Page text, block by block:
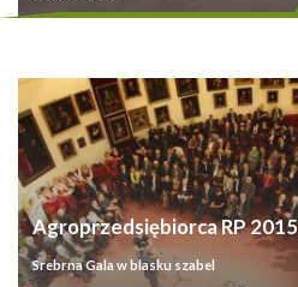
Agroprzedsiębiorca RP
Srebrna Gala w blasku szabel